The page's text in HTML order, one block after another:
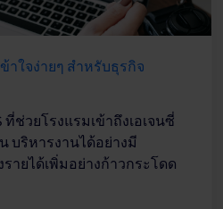
ข้าใจง่ายๆ สำหรับธุรกิจ
ที่ช่วยโรงแรมเข้าถึงเอเจนซี่
บริหารงานได้อย่างมี
ายได้เพิ่มอย่างก้าวกระโดด